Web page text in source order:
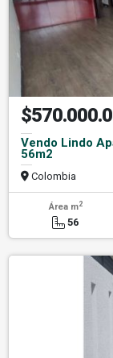
Vendo Lindo
56m2
Colombia
Área m2
56